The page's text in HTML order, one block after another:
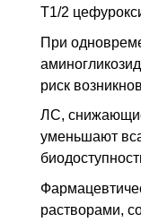
T1/2
При
риск
ЛС, снижающие
уменьшают
растворами,